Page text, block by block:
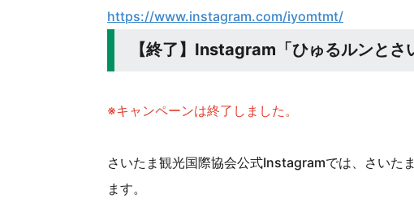
https://www.instagram.com/iyomtmt/
【終了】Instagram「ひゅるルンと
※キャンペーンは終了しました。
さいたま観光国際協会公式Instagramでは、さいた
ます。